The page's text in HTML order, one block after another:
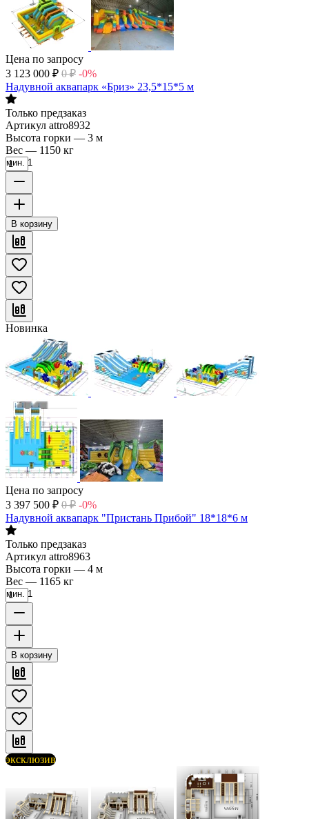
Цена по запросу
3 123 000 ₽ 0 ₽ -0%
Надувной аквапарк «Бриз» 23,5*15*5 м
Только предзаказ
Артикул attro8932
Высота горки — 3 м
Вес — 1150 кг
мин. 1
В корзину
Новинка
Цена по запросу
3 397 500 ₽ 0 ₽ -0%
Надувной аквапарк "Пристань Прибой" 18*18*6 м
Только предзаказ
Артикул attro8963
Высота горки — 4 м
Вес — 1165 кг
мин. 1
В корзину
эксклюзив